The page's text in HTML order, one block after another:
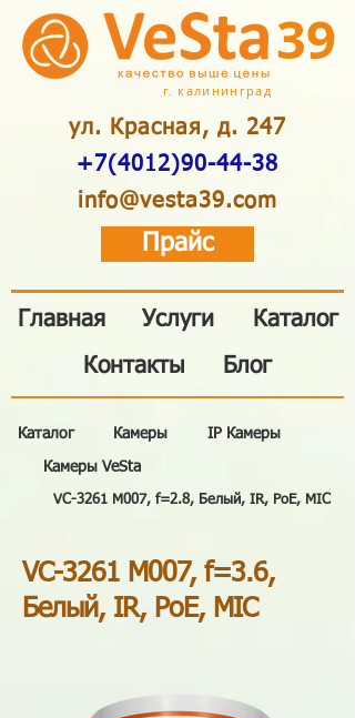
39
г. калининград
ул. Красная, д. 247
+7(4012)90-44-38
info@vesta39.com
Прайс
Главная
Услуги
Контакты
Каталог
Блог
Каталог Камеры IP Камеры
Камеры VeSta
VC-3261 M007, f=2.8, Белый, IR, PoE, MIC
VC-3261 M007, f=3.6,
Белый, IR, PoE, MIC